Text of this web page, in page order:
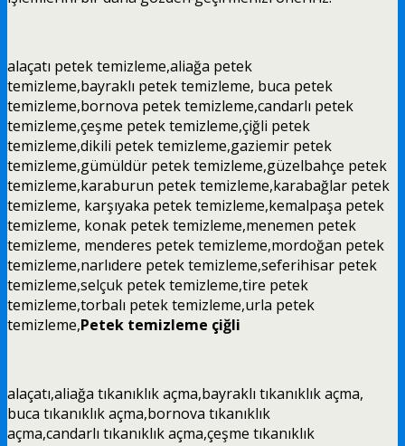
alaçatı petek temizleme,aliağa petek
temizleme,bayraklı petek temizleme, buca petek
temizleme,bornova petek temizleme,candarlı petek
temizleme,çeşme petek temizleme,çiğli petek
temizleme,dikili petek temizleme,gaziemir petek
temizleme,gümüldür petek temizleme,güzelbahçe petek
temizleme,karaburun petek temizleme,karabağlar petek
temizleme, karşıyaka petek temizleme,kemalpaşa petek
temizleme, konak petek temizleme,menemen petek
temizleme, menderes petek temizleme,mordoğan petek
temizleme,narlıdere petek temizleme,seferihisar petek
temizleme,selçuk petek temizleme,tire petek
temizleme,torbalı petek temizleme,urla petek
temizleme,Petek temizleme çiğli
alaçatı,aliağa tıkanıklık açma,bayraklı tıkanıklık açma,
buca tıkanıklık açma,bornova tıkanıklık
açma,candarlı tıkanıklık açma,çeşme tıkanıklık